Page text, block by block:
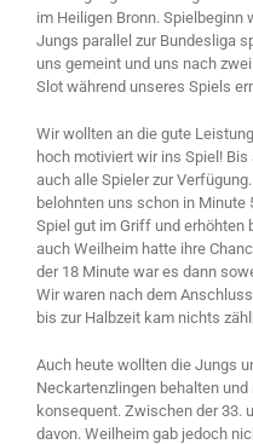
im Heiligen Bronn. Spielbeginn
Jungs parallel zur Bundesliga
uns gemeint und uns nach
Slot während unseres Spiels
Wir wollten an die gute
hoch motiviert wir ins Spiel!
auch alle Spieler zur
belohnten uns schon in Minute
Spiel gut im Griff und erhöhten
auch Weilheim hatte ihre
der 18 Minute war es dann
Wir waren nach dem
bis zur Halbzeit kam nichts
Auch heute wollten die Jungs
Neckartenzlingen behalten
konsequent. Zwischen der 33.
davon. Weilheim gab jedoch